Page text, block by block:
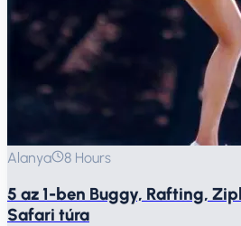
Alanya 8 Hours
5 az 1-ben Buggy, Rafting,
Safari túra